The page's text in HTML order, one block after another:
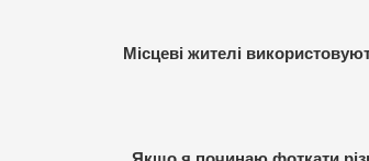
Місцеві жителі